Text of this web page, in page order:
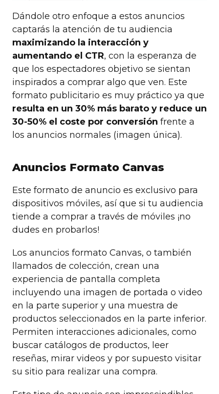
Dándole otro enfoque a estos anuncios
captarás la atención de tu audiencia
maximizando la interacción y
aumentando el CTR, con la esperanza de
que los espectadores objetivo se sientan
inspirados a comprar algo que ven. Este
formato publicitario es muy práctico ya que
resulta en un 30% más barato y reduce un
30-50% el coste por conversión frente a
los anuncios normales (imagen única).
Anuncios Formato Canvas
Este formato de anuncio es exclusivo para
dispositivos móviles, así que si tu audiencia
tiende a comprar a través de móviles ¡no
dudes en probarlos!
Los anuncios formato Canvas, o también
llamados de colección, crean una
experiencia de pantalla completa
incluyendo una imagen de portada o video
en la parte superior y una muestra de
productos seleccionados en la parte inferior.
Permiten interacciones adicionales, como
buscar catálogos de productos, leer
reseñas, mirar videos y por supuesto visitar
su sitio para realizar una compra.